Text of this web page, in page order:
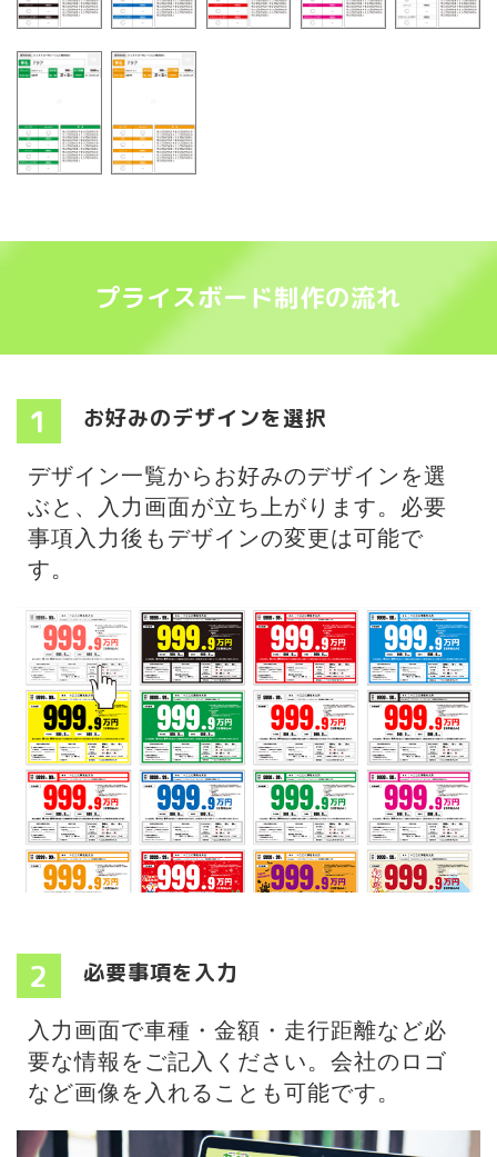
プライスボード制作の流れ
1 お好みのデザインを選択
デザイン一覧からお好みのデザインを選
ぶと、入力画面が立ち上がります。必要
事項入力後もデザインの変更は可能で
す。
2 必要事項を入力
入力画面で車種・金額・走行距離など必
要な情報をご記入ください。会社のロゴ
など画像を入れることも可能です。